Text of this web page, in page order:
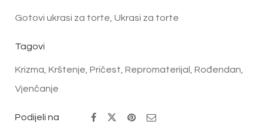
Gotovi ukrasi za torte Ukrasi za torte
Tagovi
Krizma Krštenje Pričest Repromaterijal Rođendan
Vjenčanje
Podijeli na